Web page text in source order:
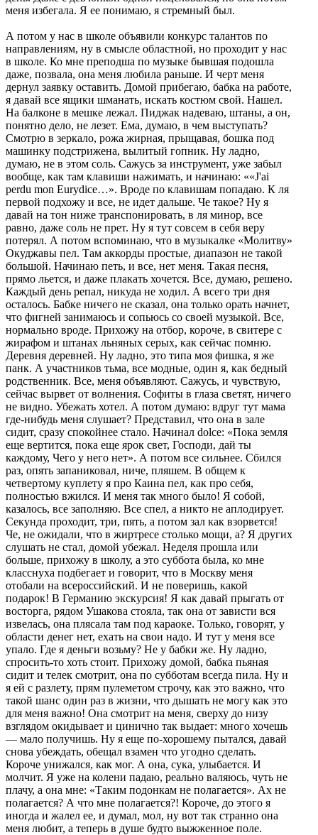
меня избегала. Я ее понимаю, я стремный был.
А потом у нас в школе объявили конкурс талантов по
направлениям, ну в смысле областной, но проходит у нас
в школе. Ко мне преподша по музыке бывшая подошла
даже, позвала, она меня любила раньше. И черт меня
дернул заявку оставить. Домой прибегаю, бабка на работе,
я давай все ящики шманать, искать костюм свой. Нашел.
На балконе в мешке лежал. Пиджак надеваю, штаны, а он,
понятно дело, не лезет. Ема, думаю, в чем выступать?
Смотрю в зеркало, рожа жирная, прыщавая, бошка под
машинку подстрижена, вылитый гопник. Ну ладно,
думаю, не в этом соль. Сажусь за инструмент, уже забыл
вообще, как там клавиши нажимать, и начинаю: ««J'ai
perdu mon Eurydice…». Вроде по клавишам попадаю. К ля
первой подхожу и все, не идет дальше. Че такое? Ну я
давай на тон ниже транспонировать, в ля минор, все
равно, даже соль не прет. Ну я тут совсем в себя веру
потерял. А потом вспоминаю, что в музыкалке «Молитву»
Окуджавы пел. Там аккорды простые, диапазон не такой
большой. Начинаю петь, и все, нет меня. Такая песня,
прямо льется, и даже плакать хочется. Все, думаю, решено.
Каждый день репал, никуда не ходил. А всего три дня
осталось. Бабке ничего не сказал, она только орать начнет,
что фигней занимаюсь и сопьюсь со своей музыкой. Все,
нормально вроде. Прихожу на отбор, короче, в свитере с
жирафом и штанах льняных серых, как сейчас помню.
Деревня деревней. Ну ладно, это типа моя фишка, я же
панк. А участников тьма, все модные, один я, как бедный
родственник. Все, меня объявляют. Сажусь, и чувствую,
сейчас вырвет от волнения. Софиты в глаза светят, ничего
не видно. Убежать хотел. А потом думаю: вдруг тут мама
где-нибудь меня слушает? Представил, что она в зале
сидит, сразу спокойнее стало. Начинал dolce: «Пока земля
еще вертится, пока еще ярок свет, Господи, дай ты
каждому, Чего у него нет». А потом все сильнее. Сбился
раз, опять запаниковал, ниче, пляшем. В общем к
четвертому куплету я про Каина пел, как про себя,
полностью вжился. И меня так много было! Я собой,
казалось, все заполняю. Все спел, а никто не аплодирует.
Секунда проходит, три, пять, а потом зал как взорвется!
Че, не ожидали, что в жиртресе столько мощи, а? Я других
слушать не стал, домой убежал. Неделя прошла или
больше, прихожу в школу, а это суббота была, ко мне
класснуха подбегает и говорит, что в Москву меня
отобали на всероссийский. И не поверишь, какой
подарок! В Германию экскурсия! Я как давай прыгать от
восторга, рядом Ушакова стояла, так она от зависти вся
извелась, она плясала там под караоке. Только, говорят, у
области денег нет, ехать на свои надо. И тут у меня все
упало. Где я деньги возьму? Не у бабки же. Ну ладно,
спросить-то хоть стоит. Прихожу домой, бабка пьяная
сидит и телек смотрит, она по субботам всегда пила. Ну и
я ей с разлету, прям пулеметом строчу, как это важно, что
такой шанс один раз в жизни, что дышать не могу как это
для меня важно! Она смотрит на меня, сверху до низу
взглядом окидывает и цинично так выдает: много хочешь
— мало получишь. Ну я еще по-хорошему пытался, давай
снова убеждать, обещал взамен что угодно сделать.
Короче унижался, как мог. А она, сука, улыбается. И
молчит. Я уже на колени падаю, реально валяюсь, чуть не
плачу, а она мне: «Таким подонкам не полагается». Ах не
полагается? А что мне полагается?! Короче, до этого я
иногда и жалел ее, и думал, мол, ну вот так странно она
меня любит, а теперь в душе будто выжженное поле.